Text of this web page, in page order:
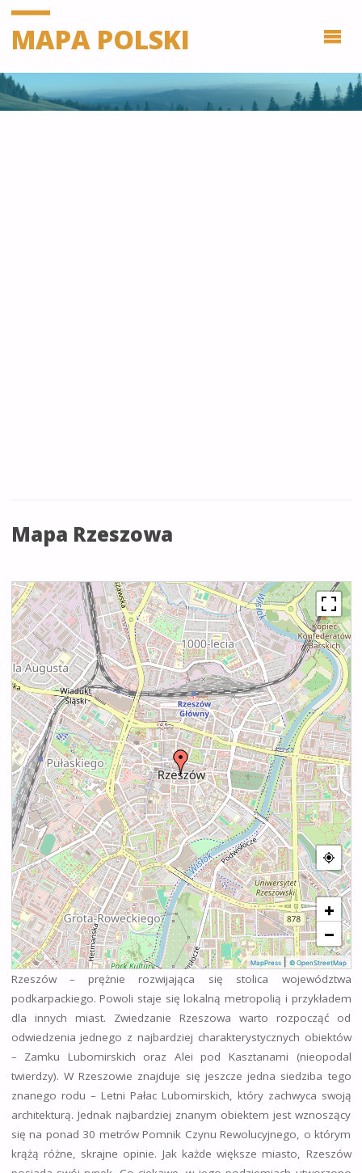
MAPA POLSKI
Mapa Rzeszowa
+
−
MapPress| © OpenStreetMap
Rzeszów – prężnie rozwijająca się stolica województwa
podkarpackiego. Powoli staje się lokalną metropolią i przykładem
dla innych miast. Zwiedzanie Rzeszowa warto rozpocząć od
odwiedzenia jednego z najbardziej charakterystycznych obiektów
– Zamku Lubomirskich oraz Alei pod Kasztanami (nieopodal
twierdzy). W Rzeszowie znajduje się jeszcze jedna siedziba tego
znanego rodu – Letni Pałac Lubomirskich, który zachwyca swoją
architekturą. Jednak najbardziej znanym obiektem jest wznoszący
się na ponad 30 metrów Pomnik Czynu Rewolucyjnego, o którym
krążą różne, skrajne opinie. Jak każde większe miasto, Rzeszów